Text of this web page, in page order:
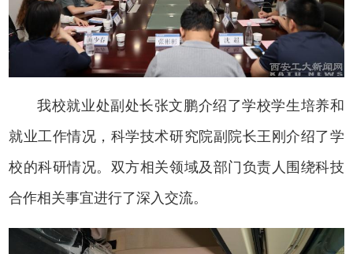
我校就业处副处长张文鹏介绍了学校学生培养和
就业工作情况，科学技术研究院副院长王刚介绍了学
校的科研情况。双方相关领域及部门负责人围绕科技
合作相关事宜进行了深入交流。